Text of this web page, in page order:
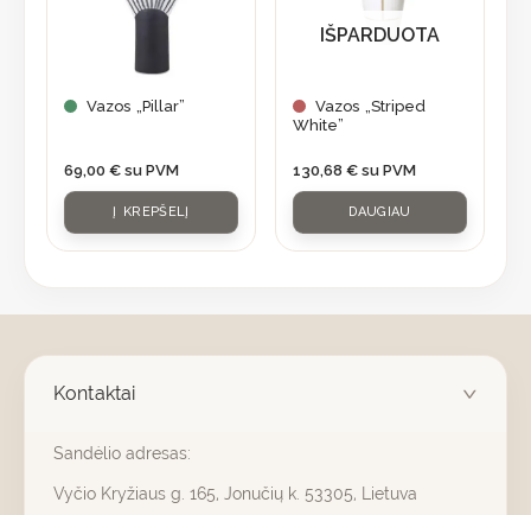
Vazos „Pillar”
69,00 € su PVM
Į KREPŠELĮ
IŠPARDUOTA
Vazos „Striped
White”
130,68 € su PVM
DAUGIAU
Kontaktai
Sandėlio adresas:
Vyčio Kryžiaus g. 165, Jonučių k. 53305, Lietuva